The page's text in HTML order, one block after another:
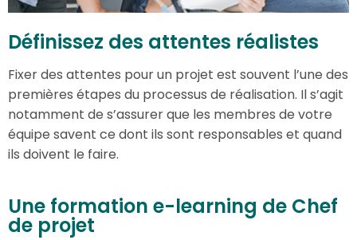
Définissez des attentes réalistes
Fixer des attentes pour un projet est souvent l’une des
premières étapes du processus de réalisation. Il s’agit
notamment de s’assurer que les membres de votre
équipe savent ce dont ils sont responsables et quand
ils doivent le faire.
Une formation e-learning de Chef
de projet